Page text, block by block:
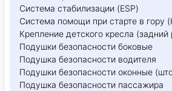
Система стабилизации (ESP)
Система помощи при старте в гору
Крепление детского кресла (задний
Подушки безопасности боковые
Подушка безопасности водителя
Подушки безопасности оконные
Подушка безопасности пассажира